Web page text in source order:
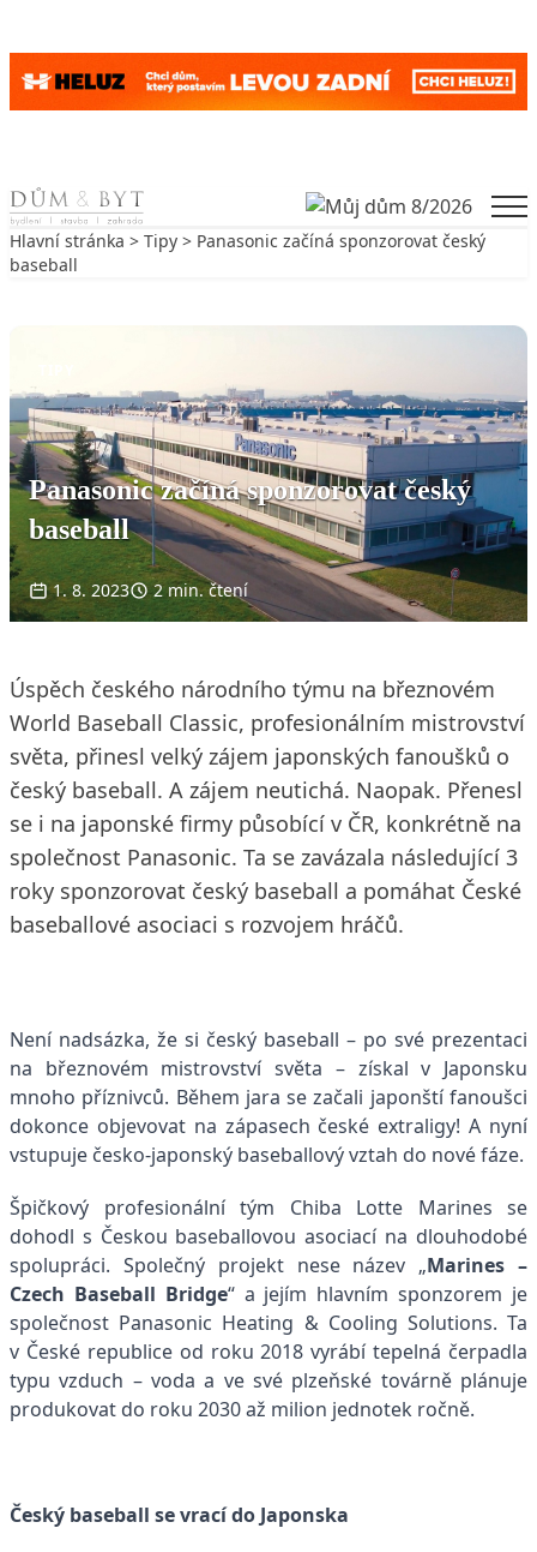
Skip to content
Hlavní stránka > Tipy > Panasonic začíná sponzorovat český
baseball
Panasonic začíná sponzorovat český
baseball
1. 8. 2023 2 min. čtení
Úspěch českého národního týmu na březnovém
World Baseball Classic, profesionálním mistrovství
světa, přinesl velký zájem japonských fanoušků o
český baseball. A zájem neutichá. Naopak. Přenesl
se i na japonské firmy působící v ČR, konkrétně na
společnost Panasonic. Ta se zavázala následující 3
roky sponzorovat český baseball a pomáhat České
baseballové asociaci s rozvojem hráčů.
Není nadsázka, že si český baseball – po své prezentaci
na březnovém mistrovství světa – získal v Japonsku
mnoho příznivců. Během jara se začali japonští fanoušci
dokonce objevovat na zápasech české extraligy! A nyní
vstupuje česko-japonský baseballový vztah do nové fáze.
Špičkový profesionální tým Chiba Lotte Marines se
dohodl s Českou baseballovou asociací na dlouhodobé
spolupráci. Společný projekt nese název „Marines –
Czech Baseball Bridge“ a jejím hlavním sponzorem je
společnost Panasonic Heating & Cooling Solutions. Ta
v České republice od roku 2018 vyrábí tepelná čerpadla
typu vzduch – voda a ve své plzeňské továrně plánuje
produkovat do roku 2030 až milion jednotek ročně.
Český baseball se vrací do Japonska